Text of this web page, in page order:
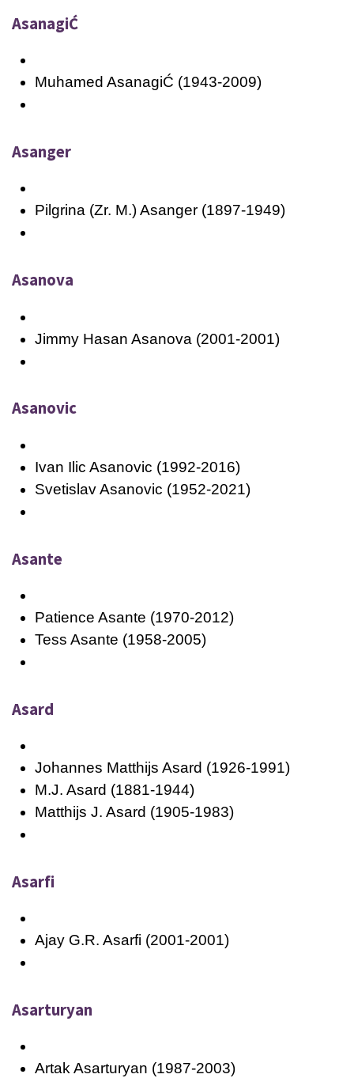
AsanagiĆ
Muhamed AsanagiĆ (1943-2009)
Asanger
Pilgrina (Zr. M.) Asanger (1897-1949)
Asanova
Jimmy Hasan Asanova (2001-2001)
Asanovic
Ivan Ilic Asanovic (1992-2016)
Svetislav Asanovic (1952-2021)
Asante
Patience Asante (1970-2012)
Tess Asante (1958-2005)
Asard
Johannes Matthijs Asard (1926-1991)
M.J. Asard (1881-1944)
Matthijs J. Asard (1905-1983)
Asarfi
Ajay G.R. Asarfi (2001-2001)
Asarturyan
Artak Asarturyan (1987-2003)